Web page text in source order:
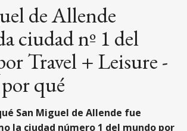
de Allende
ciudad nº 1 del
Travel + Leisure -
qué
San Miguel de Allende fue
la ciudad número 1 del mundo por